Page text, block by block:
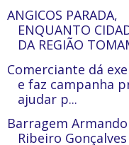
ANGICOS PARADA,
ENQUANTO
DA REGIÃO
Comerciante dá
e faz campanha
ajudar p...
Barragem Armando
Ribeiro Gonçalves